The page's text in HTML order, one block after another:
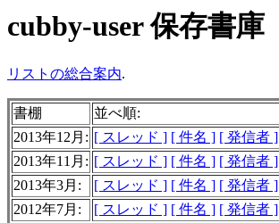
cubby-user 保存書庫
リストの総合案内.
書棚 並べ順:
2013年12月: [ スレッド ] [ 件名 ] [ 発信者 ]
2013年11月: [ スレッド ] [ 件名 ] [ 発信者 ]
2013年3月:
[ スレッド ] [ 件名 ] [ 発信者 ]
2012年7月:
[ スレッド ] [ 件名 ] [ 発信者 ]